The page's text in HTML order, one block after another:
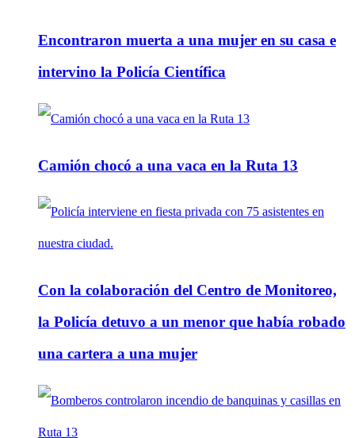
Encontraron muerta a una mujer en su casa e
intervino la Policía Científica
Camión chocó a una vaca en la Ruta 13
Con la colaboración del Centro de Monitoreo,
la Policía detuvo a un menor que había robado
una cartera a una mujer